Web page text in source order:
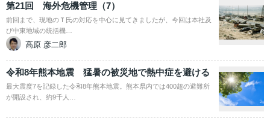
第21回 海外危機管理（7）
前回まで、現地のＴ氏の対応を中心に見てきましたが、今回は本社及
び中東地域の統括機…
高原 彦二郎
令和8年熊本地震 猛暑の被災地で熱中症を避ける
最大震度7を記録した令和8年熊本地震。熊本県内では400超の避難所
が開設され、約9千人…